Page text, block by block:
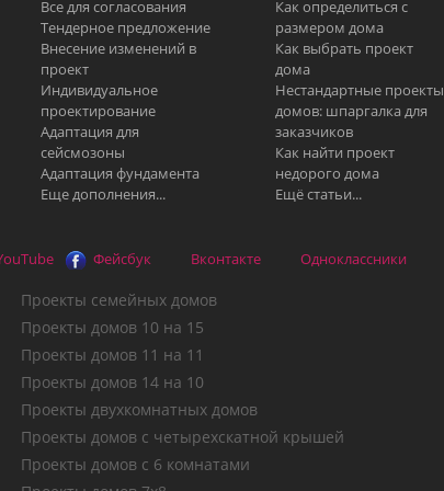
Все для согласования
Тендерное предложение
Внесение изменений в
проект
Индивидуальное
проектирование
Адаптация для
сейсмозоны
Адаптация фундамента
Еще дополнения...
Как определиться с
размером дома
Как выбрать проект
дома
Нестандартные проекты
домов: шпаргалка для
заказчиков
Как найти проект
недорого дома
Ещё статьи...
Фейсбук Вконтакте Одноклассники
Проекты семейных домов
Проекты домов 10 на 15
Проекты домов 11 на 11
Проекты домов 14 на 10
Проекты двухкомнатных домов
Проекты домов с четырехскатной крышей
Проекты домов с 6 комнатами